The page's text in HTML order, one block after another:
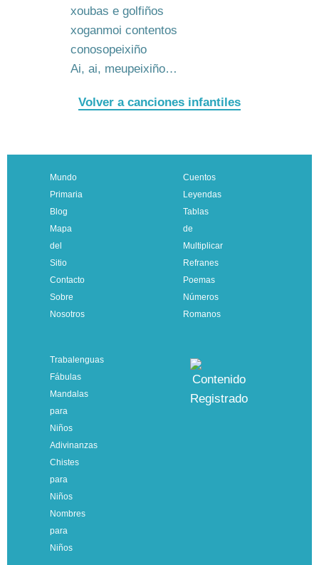
xoubas e golfiños
xoganmoi contentos
conosopeixiño
Ai, ai, meupeixiño…
Volver a canciones infantiles
Mundo
Primaria
Blog
Mapa
del
Sitio
Contacto
Sobre
Nosotros
Cuentos
Leyendas
Tablas
de
Multiplicar
Refranes
Poemas
Números
Romanos
Trabalenguas
Fábulas
Mandalas
para
Niños
Adivinanzas
Chistes
para
Niños
Nombres
para
Niños